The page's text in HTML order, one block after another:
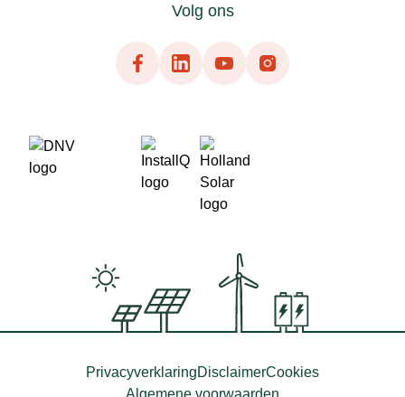
Volg ons
FacebookLinkedInYouTubeInstagram
DNG InstallQ Holland Solar
PrivacyverklaringDisclaimerCookies
Algemene voorwaarden